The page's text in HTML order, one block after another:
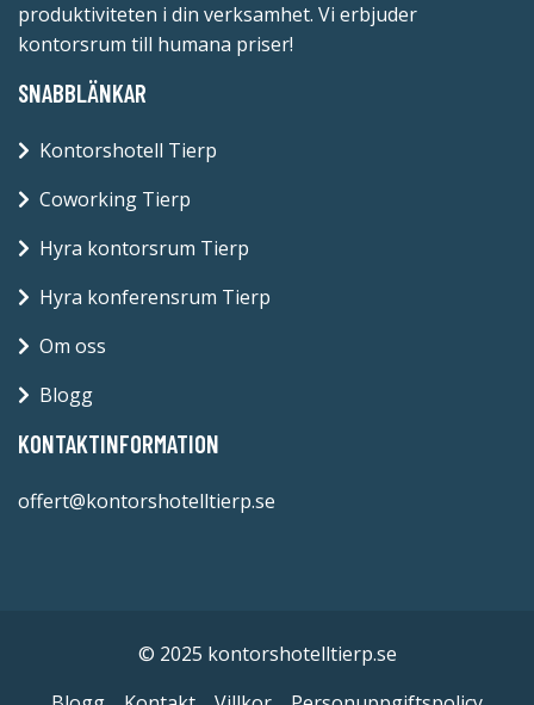
produktiviteten i din verksamhet. Vi erbjuder
kontorsrum till humana priser!
SNABBLÄNKAR
Kontorshotell Tierp
Coworking Tierp
Hyra kontorsrum Tierp
Hyra konferensrum Tierp
Om oss
Blogg
KONTAKTINFORMATION
offert@kontorshotelltierp.se
© 2025 kontorshotelltierp.se